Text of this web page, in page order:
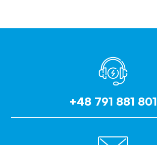
+48 791 881 801